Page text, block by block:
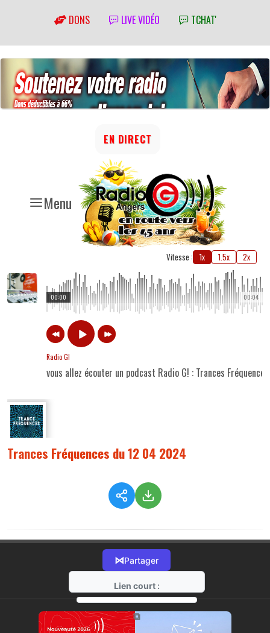
DONS LIVE VIDÉO TCHAT'
Menu
EN DIRECT
Vitesse : 1x 1.5x 2x
00:04
00:00
Radio G!
vous allez écouter un podcast Radio G! : Trances
Trances Fréquences du 12 04 2024
⋈Partager
Lien court :
https://radio-g.fr?14243
⧉